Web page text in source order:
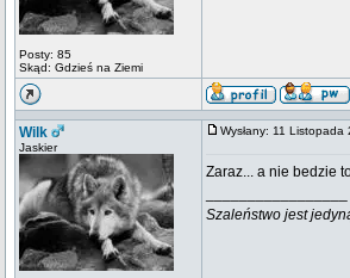
Posty: 85
Skąd: Gdzieś na Ziemi
Wilk
Jaskier
Wysłany: 11
Zaraz... a nie bedzie
Szaleństwo jest